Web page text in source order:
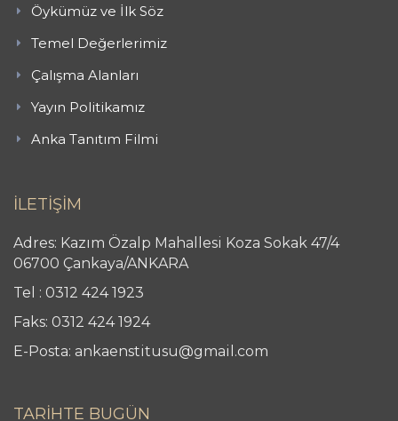
Öykümüz ve İlk Söz
Temel Değerlerimiz
Çalışma Alanları
Yayın Politikamız
Anka Tanıtım Filmi
İLETİŞİM
Adres: Kazım Özalp Mahallesi Koza Sokak 47/4
06700 Çankaya/ANKARA
Tel : 0312 424 1923
Faks: 0312 424 1924
E-Posta: ankaenstitusu@gmail.com
TARİHTE BUGÜN